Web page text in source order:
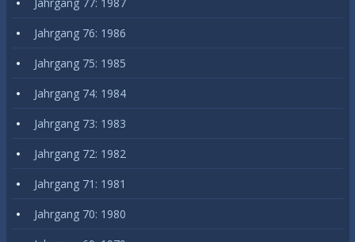
Jahrgang 76: 1986
Jahrgang 75: 1985
Jahrgang 74: 1984
Jahrgang 73: 1983
Jahrgang 72: 1982
Jahrgang 71: 1981
Jahrgang 70: 1980